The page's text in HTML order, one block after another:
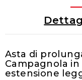
Asta di
Campagnola
estensione